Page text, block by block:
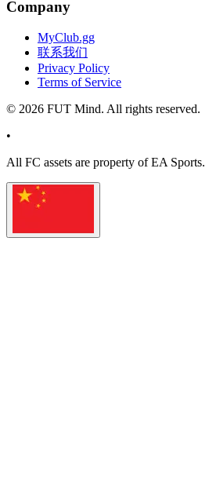
Company
MyClub.gg
联系我们
Privacy Policy
Terms of Service
© 2026 FUT Mind. All rights reserved.
•
All FC assets are property of EA Sports.